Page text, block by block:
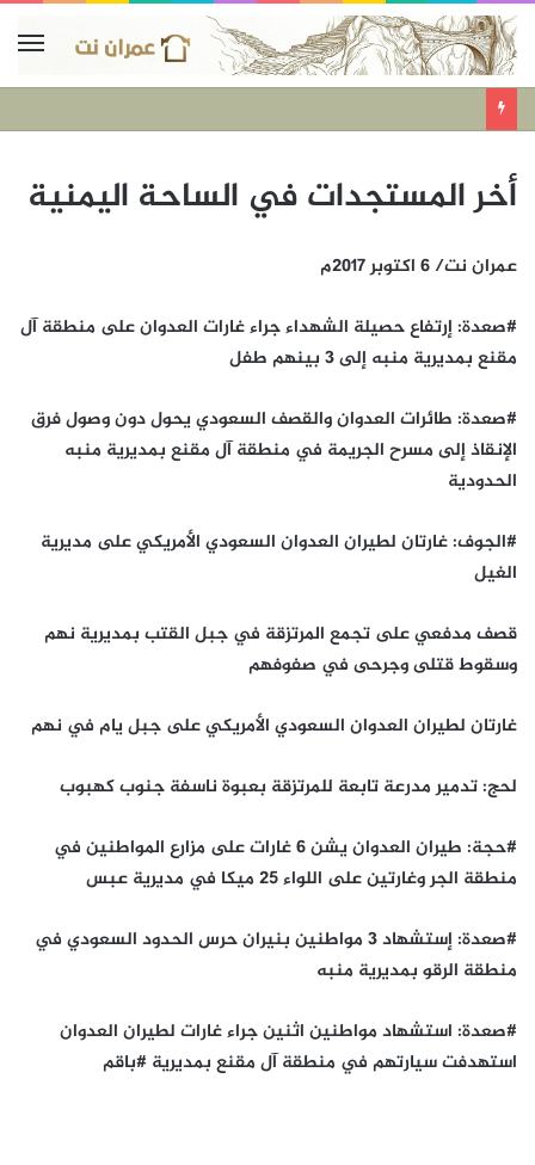
أخر المستجدات في الساحة اليمنية
عمران نت/ 6 اكتوبر 2017م
#صعدة: إرتفاع حصيلة الشهداء جراء غارات العدوان على منطقة آل
مقنع بمديرية منبه إلى 3 بينهم طفل
#صعدة: طائرات العدوان والقصف السعودي يحول دون وصول فرق
الإنقاذ إلى مسرح الجريمة في منطقة آل مقنع بمديرية منبه
الحدودية
#الجوف: غارتان لطيران العدوان السعودي الأمريكي على مديرية
الغيل
قصف مدفعي على تجمع المرتزقة في جبل القتب بمديرية نهم
وسقوط قتلى وجرحى في صفوفهم
غارتان لطيران العدوان السعودي الأمريكي على جبل يام في نهم
لحج: تدمير مدرعة تابعة للمرتزقة بعبوة ناسفة جنوب كهبوب
#حجة: طيران العدوان يشن 6 غارات على مزارع المواطنين في
منطقة الجر وغارتين على اللواء 25 ميكا في مديرية عبس
#صعدة: إستشهاد 3 مواطنين بنيران حرس الحدود السعودي في
منطقة الرقو بمديرية منبه
#صعدة: استشهاد مواطنين اثنين جراء غارات لطيران العدوان
استهدفت سيارتهم في منطقة آل مقنع بمديرية #باقم